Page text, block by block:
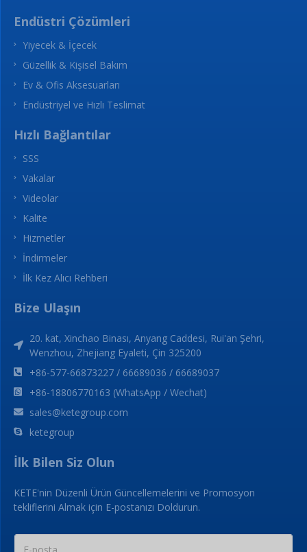
Endüstri Çözümleri
Yiyecek & İçecek
Güzellik & Kişisel Bakım
Ev & Ofis Aksesuarları
Endüstriyel ve Hızlı Teslimat
Hızlı Bağlantılar
SSS
Vakalar
Videolar
Kalite
Hizmetler
İndirmeler
İlk Kez Alıcı Rehberi
Bize Ulaşın
20. kat, Xinchao Binası, Anyang Caddesi, Rui'an Şehri,
Wenzhou, Zhejiang Eyaleti, Çin 325200
+86-577-66873227 / 66689036 / 66689037
+86-18806770163 (WhatsApp / Wechat)
sales@ketegroup.com
ketegroup
İlk Bilen Siz Olun
KETE'nin Düzenli Ürün Güncellemelerini ve Promosyon
tekliflerini Almak için E-postanızı Doldurun.